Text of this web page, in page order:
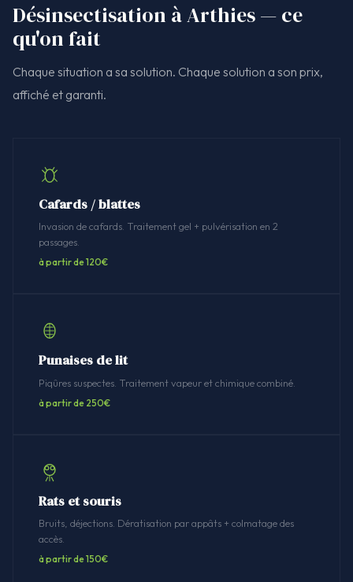
Désinsectisation à Arthies — ce
qu'on fait
Chaque situation a sa solution. Chaque solution a son prix,
affiché et garanti.
Cafards / blattes
Invasion de cafards. Traitement gel + pulvérisation en 2
passages.
à partir de 120€
Punaises de lit
Piqûres suspectes. Traitement vapeur et chimique combiné.
à partir de 250€
Rats et souris
Bruits, déjections. Dératisation par appâts + colmatage des
accès.
à partir de 150€